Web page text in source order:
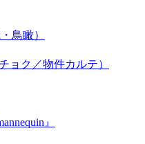
鳥瞰）
ョク／物件カルテ）
』